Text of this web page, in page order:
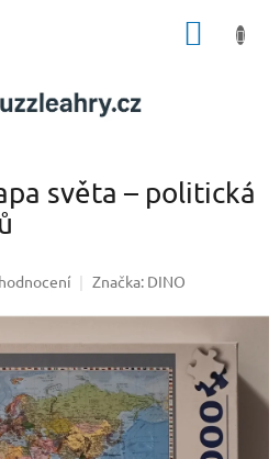
světa – politická
Značka: DINO